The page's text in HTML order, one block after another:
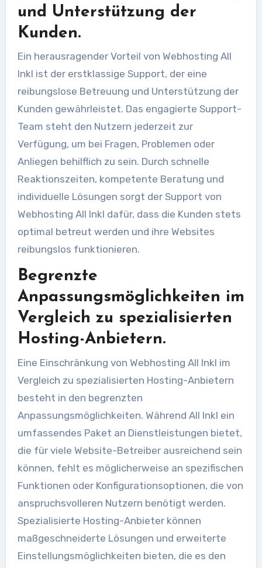
und Unterstützung der
Kunden.
Ein herausragender Vorteil von Webhosting All
Inkl ist der erstklassige Support, der eine
reibungslose Betreuung und Unterstützung der
Kunden gewährleistet. Das engagierte Support-
Team steht den Nutzern jederzeit zur
Verfügung, um bei Fragen, Problemen oder
Anliegen behilflich zu sein. Durch schnelle
Reaktionszeiten, kompetente Beratung und
individuelle Lösungen sorgt der Support von
Webhosting All Inkl dafür, dass die Kunden stets
optimal betreut werden und ihre Websites
reibungslos funktionieren.
Begrenzte
Anpassungsmöglichkeiten im
Vergleich zu spezialisierten
Hosting-Anbietern.
Eine Einschränkung von Webhosting All Inkl im
Vergleich zu spezialisierten Hosting-Anbietern
besteht in den begrenzten
Anpassungsmöglichkeiten. Während All Inkl ein
umfassendes Paket an Dienstleistungen bietet,
die für viele Website-Betreiber ausreichend sein
können, fehlt es möglicherweise an spezifischen
Funktionen oder Konfigurationsoptionen, die von
anspruchsvolleren Nutzern benötigt werden.
Spezialisierte Hosting-Anbieter können
maßgeschneiderte Lösungen und erweiterte
Einstellungsmöglichkeiten bieten, die es den